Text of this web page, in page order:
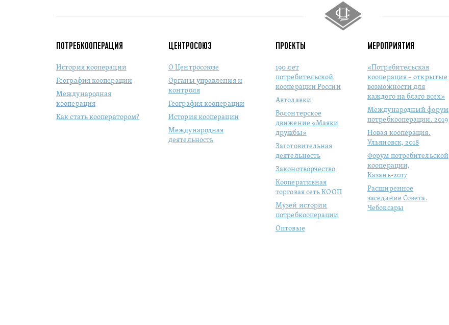
ПОТРЕБКООПЕРАЦИЯ
История кооперации
География кооперации
Международная
кооперация
Как стать кооператором?
ЦЕНТРОСОЮЗ
О Центросоюзе
Органы управления и
контроля
География кооперации
История кооперации
Международная
деятельность
ПРОЕКТЫ
190 лет
потребительской
кооперации России
Автолавки
Волонтерское
движение «Маяки
дружбы»
Заготовительная
деятельность
Законотворчество
Кооперативная
торговая сеть КООП
Музей истории
потребкооперации
Оптовые
МЕРОПРИЯТИЯ
«Потребительская
кооперация – открытые
возможности для
каждого на благо всех»
Международный форум
потребкооперации. 2019
Новая кооперация.
Ульяновск, 2018
Форум потребительской
кооперации,
Казань-2017
Расширенное
заседание Совета.
Чебоксары